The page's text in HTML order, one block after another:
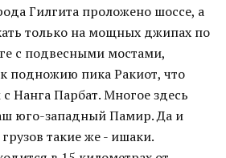
Гилгита проложено шоссе, а
только на мощных джипах по
с подвесными мостами,
подножию пика Ракиот, что
Нанга Парбат. Многое здесь
юго-западный Памир. Да и
такие же - ишаки.